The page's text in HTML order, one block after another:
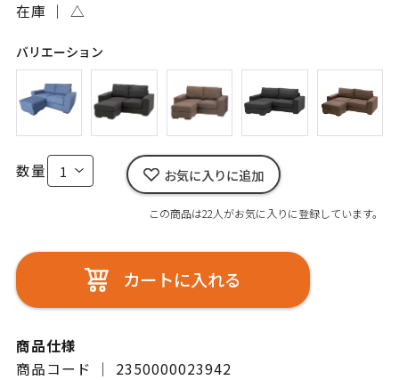
在庫 ｜ △
バリエーション
数量 お気に入りに追加
この商品は22人がお気に入りに登録しています。
カートに入れる
商品仕様
商品コード ｜ 2350000023942